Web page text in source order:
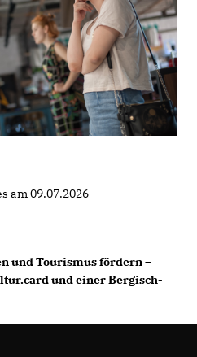
am 09.07.2026
und Tourismus fördern –
und einer Bergisch-